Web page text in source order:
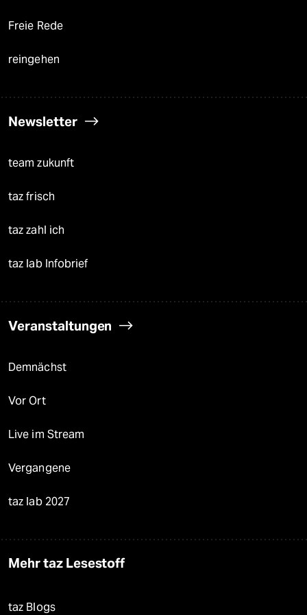
Freie Rede
reingehen
Newsletter
team zukunft
taz frisch
taz zahl ich
taz lab Infobrief
Veranstaltungen
Demnächst
Vor Ort
Live im Stream
Vergangene
taz lab 2027
Mehr taz Lesestoff
taz Blogs